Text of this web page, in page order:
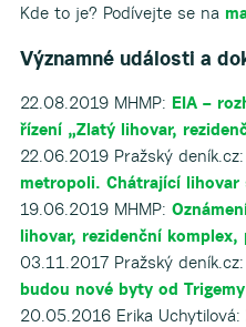
Kde to je? Podívejte se na
Významné události a
22.08.2019 MHMP: EIA –
řízení „Zlatý lihovar,
22.06.2019 Pražský deník.cz:
metropoli. Chátrající
19.06.2019 MHMP:
lihovar, rezidenční komplex,
03.11.2017 Pražský deník.cz:
budou nové byty od Trigemy
20.05.2016 Erika Uchytilová: